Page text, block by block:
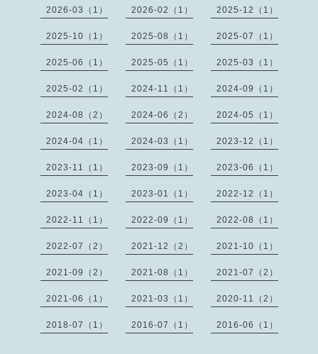
2026-03（1） 2026-02（1） 2025-12（1）
2025-10（1） 2025-08（1） 2025-07（1）
2025-06（1） 2025-05（1） 2025-03（1）
2025-02（1） 2024-11（1） 2024-09（1）
2024-08（2） 2024-06（2） 2024-05（1）
2024-04（1） 2024-03（1） 2023-12（1）
2023-11（1） 2023-09（1） 2023-06（1）
2023-04（1） 2023-01（1） 2022-12（1）
2022-11（1） 2022-09（1） 2022-08（1）
2022-07（2） 2021-12（2） 2021-10（1）
2021-09（2） 2021-08（1） 2021-07（2）
2021-06（1） 2021-03（1） 2020-11（2）
2018-07（1） 2016-07（1） 2016-06（1）